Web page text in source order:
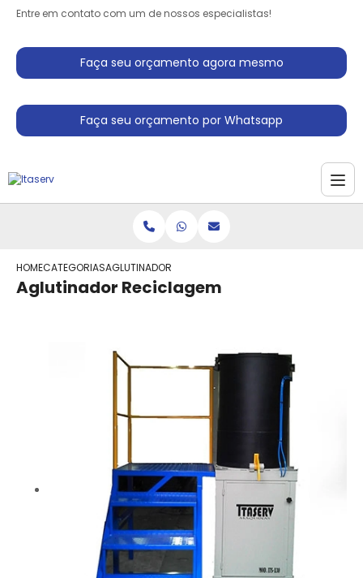
Entre em contato com um de nossos especialistas!
Faça seu orçamento agora mesmo
Faça seu orçamento por Whatsapp
HOMECATEGORIASAGLUTINADOR RECICLAGEM
Aglutinador Reciclagem